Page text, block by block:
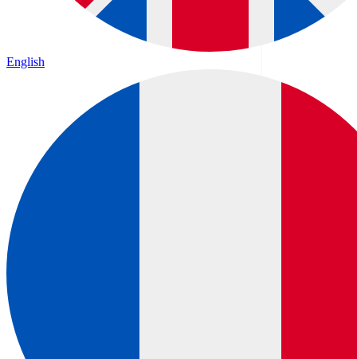
English